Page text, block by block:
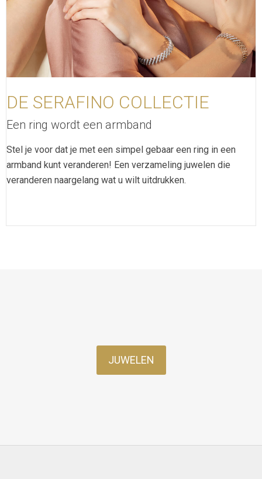
DE SERAFINO COLLECTIE
Een ring wordt een armband
Stel je voor dat je met een simpel gebaar een ring in een
armband kunt veranderen! Een verzameling juwelen die
veranderen naargelang wat u wilt uitdrukken.
JUWELEN